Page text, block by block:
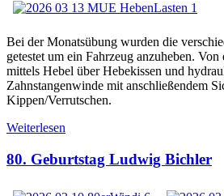
Bei der Monatsübung wurden die
getestet um ein Fahrzeug anzuheben.
mittels Hebel über Hebekissen und
Zahnstangenwinde mit anschließendem
Kippen/Verrutschen.
Weiterlesen
80. Geburtstag Ludwig Bichler